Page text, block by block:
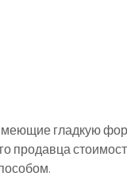
гладкую
продавца